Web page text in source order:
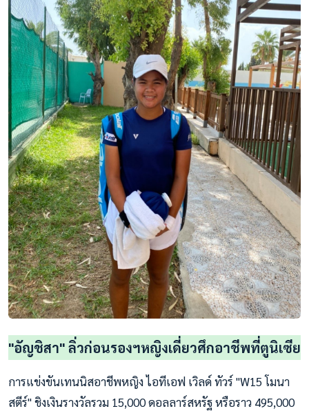
"อัญชิสา" ลิ่วก่อนรองฯหญิงเดี่ยวศึกอาชีพที่ตูนิเซีย
การแข่งขันเทนนิสอาชีพหญิง ไอทีเอฟ เวิลด์ ทัวร์ "W15 โมนา
สตีร์" ชิงเงินรางวัลรวม 15,000 ดอลลาร์สหรัฐ หรือราว 495,000